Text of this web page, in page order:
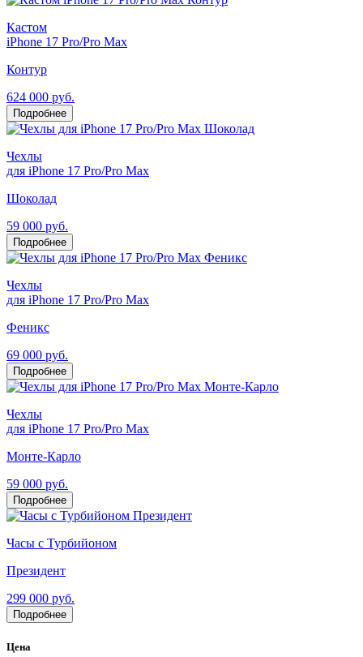
Кастом
iPhone 17 Pro/Pro Max
Контур
624 000 руб.
Подробнее
Чехлы
для iPhone 17 Pro/Pro Max
Шоколад
59 000 руб.
Подробнее
Чехлы
для iPhone 17 Pro/Pro Max
Феникс
69 000 руб.
Подробнее
Чехлы
для iPhone 17 Pro/Pro Max
Монте-Карло
59 000 руб.
Подробнее
Часы с Турбийоном
Президент
299 000 руб.
Подробнее
Цена